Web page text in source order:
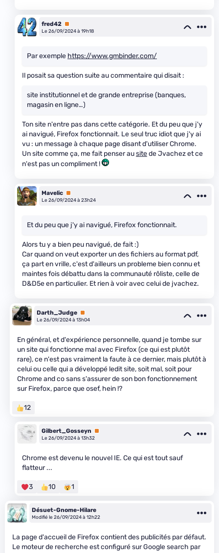
fred42 Premium
Le 26/09/2024 à 19h18
Par exemple https://www.gmbinder.com/
Il posait sa question suite au commentaire qui disait :
site institutionnel et de grande entreprise (banques,
magasin en ligne…)
Ton site n'entre pas dans cette catégorie. Et du peu que j'y
ai navigué, Firefox fonctionnait. Le seul truc idiot que j'y ai
vu : un message à chaque page disant d'utiliser Chrome.
Un site comme ça, me fait penser ausitede Jvachez et ce
n'est pas un compliment !
Mavelic Premium
Le 26/09/2024 à 23h24
Et du peu que j'y ai navigué, Firefox fonctionnait.
Alors tu y a bien peu navigué, de fait :)
Car quand on veut exporter un des fichiers au format pdf,
ça part en vrille, c'est d'ailleurs un probleme bien connu et
maintes fois débattu dans la communauté rôliste, celle de
D&D5e en particulier. Et rien à voir avec celui de jvachez.
Darth_Judge Premium
Le 26/09/2024 à 13h04
En général, et d'expérience personnelle, quand je tombe sur
un site qui fonctionne mal avec Firefox (ce qui est plutôt
rare), ce n'est pas vraiment la faute à ce dernier, mais plutôt à
celui ou celle qui a développé ledit site, soit mal, soit pour
Chrome and co sans s'assurer de son bon fonctionnement
sur Firefox, parce que osef, hein !?
12
Gilbert_Gosseyn
Premium
Le 26/09/2024 à 13h32
Chrome est devenu le nouvel IE. Ce qui est tout sauf
flatteur ...
3 10 1
Désuet-Gnome-Hilare
Modifié le 26/09/2024 à 12h22
La page d'accueil de Firefox contient des publicités par défaut.
Le moteur de recherche est configuré sur Google search par